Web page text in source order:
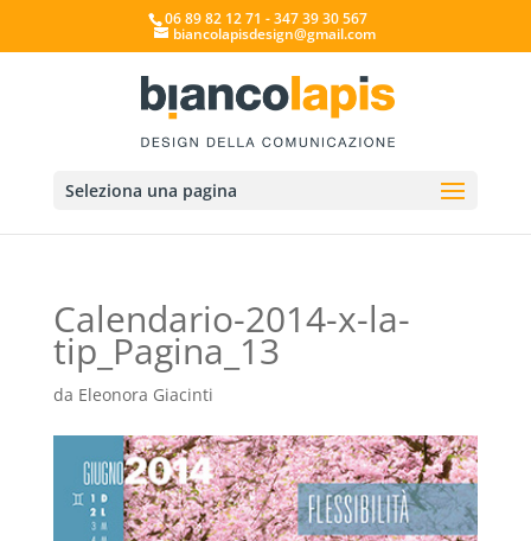
06 89 82 12 71 - 347 39 30 567
biancolapisdesign@gmail.com
Seleziona una pagina
Calendario-2014-x-la-
tip_Pagina_13
da Eleonora Giacinti